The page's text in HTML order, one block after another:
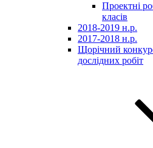
Проектні
класів
2018-2019 н.р.
2017-2018 н.р.
Щорічний
дослідних робіт